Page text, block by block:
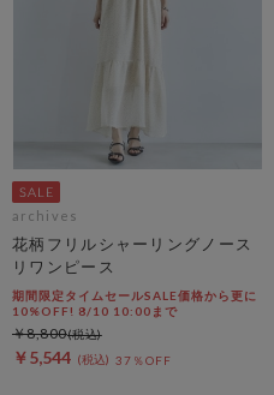
archives
花柄フリルシャーリングノース
リワンピース
期間限定タイムセールSALE価格から更に
10%OFF! 8/10 10:00まで
￥5,544 37％OFF
￥8,800